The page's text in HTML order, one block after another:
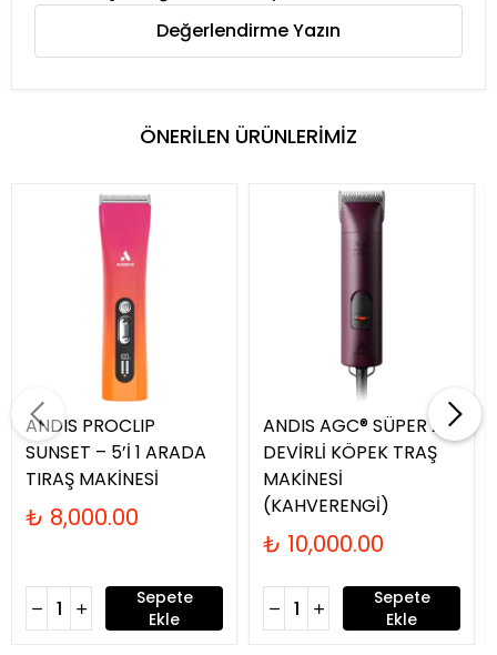
Değerlendirme Yazın
ÖNERİLEN ÜRÜNLERİMİZ
ANDIS PROCLIP
SUNSET – 5’İ 1 ARADA
TIRAŞ MAKİNESİ
₺ 8,000.00
Sepete
Ekle
ANDIS AGC® SÜPER 2-
DEVİRLİ KÖPEK TRAŞ
MAKİNESİ
(KAHVERENGİ)
₺ 10,000.00
Sepete
Ekle